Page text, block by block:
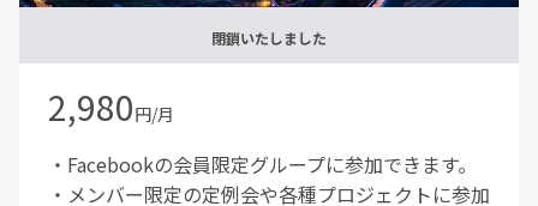
閉鎖いたしました
2,980円/月
・Facebookの会員限定グループに参加できます。
・メンバー限定の定例会や各種プロジェクトに参加